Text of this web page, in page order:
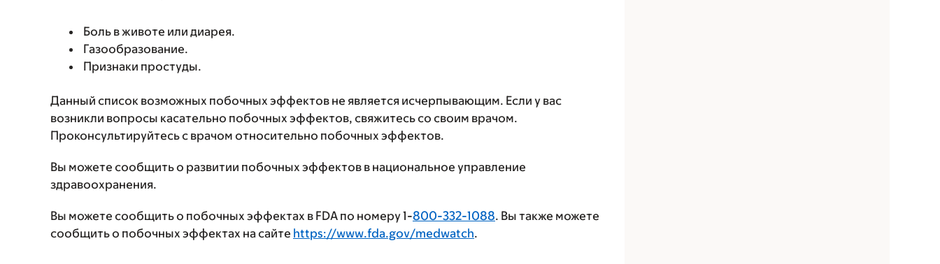
Боль в животе или диарея.
Газообразование.
Признаки простуды.
Данный список возможных побочных эффектов не является исчерпывающим. Если у вас
возникли вопросы касательно побочных эффектов, свяжитесь со своим врачом.
Проконсультируйтесь с врачом относительно побочных эффектов.
Вы можете сообщить о развитии побочных эффектов в национальное управление
здравоохранения.
Вы можете сообщить о побочных эффектах в FDA по номеру 1-800-332-1088. Вы также можете
сообщить о побочных эффектах на сайте https://www.fda.gov/medwatch.